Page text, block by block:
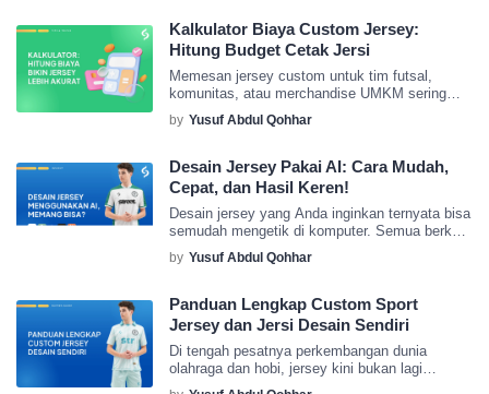
tapi ia serupa mesin waktu yang menyimpan
banyak cerita, tawa, dan rasa solidaritas
semasa sekolah. Sayangnya, banyak angkatan
gagal wujudkan ini karena berbagai alasan,
seperti […]
Kalkulator Biaya Custom Jersey:
Hitung Budget Cetak Jersi
Memesan jersey custom untuk tim futsal,
komunitas, atau merchandise UMKM sering
menimbulkan kebingungan karena biaya
produksi yang dapat melonjak tak terduga saat
pendekatan yang tepat Anda bisa menghitung
estimasi biaya sendiri. Artikel ini akan
memecah komponen biaya utama (bahan,
sablon, jahit, dll.) layaknya kalkulator anggaran.
Kami juga membahas alat bantu […]
by Yusuf Abdul Qohhar
Desain Jersey Pakai AI: Cara Mudah,
Cepat, dan Hasil Keren!
Desain jersey yang Anda inginkan ternyata bisa
semudah mengetik di komputer. Semua berkat
bantuan AI (Akal Imitasi/Artificial Intelligence).
by Yusuf Abdul Qohhar
Panduan Lengkap Custom Sport
Jersey dan Jersi Desain Sendiri
Di tengah pesatnya perkembangan dunia
olahraga dan hobi, jersey kini bukan lagi
sekadar pakaian pelindung atau seragam tim.